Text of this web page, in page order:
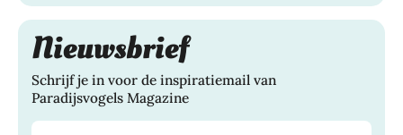
Nieuwsbrief
Schrijf je in voor de inspiratiemail van
Paradijsvogels Magazine